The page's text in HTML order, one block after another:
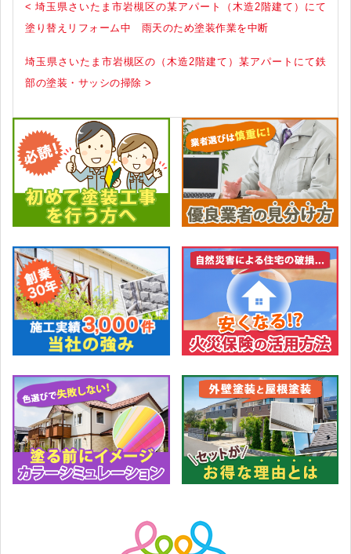
< 埼玉県さいたま市岩槻区の某アパート（木造2階建て）にて
塗り替えリフォーム中 雨天のため塗装作業を中断
埼玉県さいたま市岩槻区の（木造2階建て）某アパートにて鉄
部の塗装・サッシの掃除 >